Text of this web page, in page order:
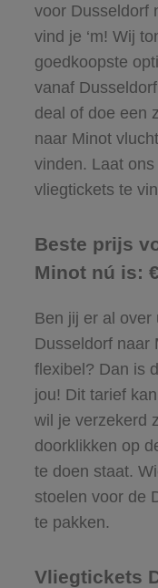
voor Dusseldorf
vind je ‘m! Wij
goedkoopste
vanaf
deal of doe een
naar Minot
vinden. Laat
vliegtickets te
Beste prijs
Minot nú is: €
Ben jij er al over
Dusseldorf naar
flexibel? Dan is
jou! Dit tarief
wil je verzekerd
doorklikken op
te doen staat.
stoelen voor de
te pakken.
Vliegtickets